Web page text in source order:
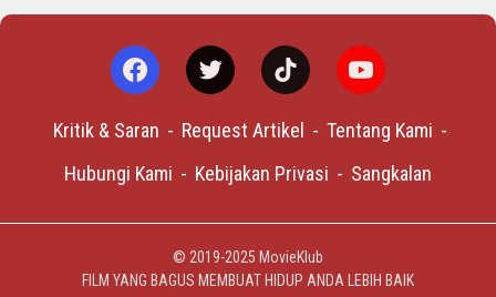
Kritik & Saran Request Artikel
Tentang Kami
Hubungi Kami
Kebijakan Privasi Sangkalan
© 2019-2025 MovieKlub
FILM YANG BAGUS MEMBUAT HIDUP ANDA LEBIH BAIK